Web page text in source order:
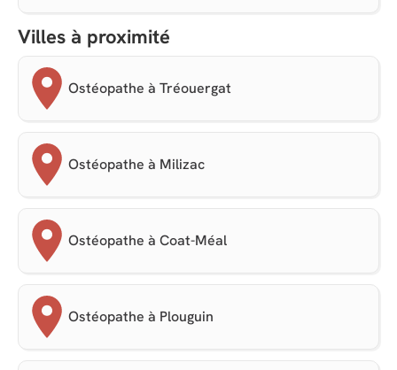
Villes à proximité
Ostéopathe à Tréouergat
Ostéopathe à Milizac
Ostéopathe à Coat-Méal
Ostéopathe à Plouguin